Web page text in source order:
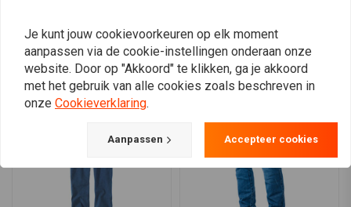
Vergelijkbare producten
Je kunt jouw cookievoorkeuren op elk moment
aanpassen via de cookie-instellingen onderaan onze
website. Door op "Akkoord" te klikken, ga je akkoord
met het gebruik van alle cookies zoals beschreven in
onze Cookieverklaring.
Aanpassen Accepteer cookies